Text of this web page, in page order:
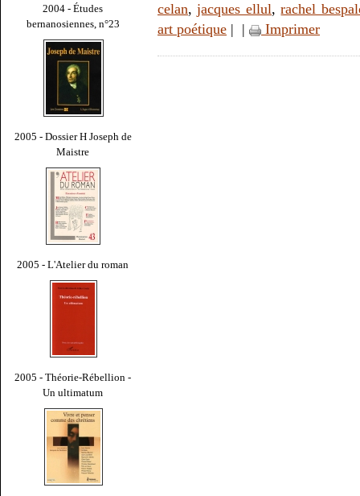
2004 - Études
bernanosiennes, n°23
2005 - Dossier H Joseph de
Maistre
2005 - L'Atelier du roman
2005 - Théorie-Rébellion -
Un ultimatum
celan,jacques ellul,rachel
art poétique | | Imprimer